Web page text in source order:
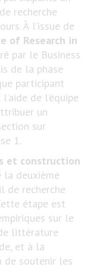
recherche
À l’issue de
of Research in
par le Business
de la phase
participant
de l’équipe
un
sur
1.
et construction
la deuxième
de recherche
étape est
sur le
littérature
et à la
de soutenir les